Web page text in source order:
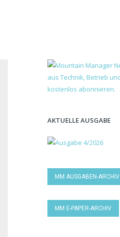
AKTUELLE AUSGABE
MM AUSGABEN-ARCHIV
MM E-PAPER-ARCHIV